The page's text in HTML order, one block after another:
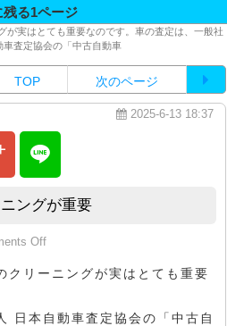
残る1ページ
が実はとても重要なのです。車の査定は、一般社
車査定協会の「中古自動車
TOP 次のページ
2025-6-13 18:37
ングが重要
Offon 洗車よりも車内クリーニングが
クリーニングが実はとても重要
日本自動車査定協会の「中古自